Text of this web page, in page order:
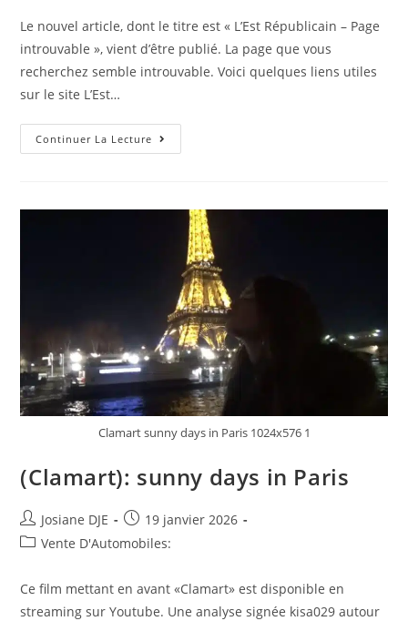
Perdants
?
Le nouvel article, dont le titre est « L’Est Républicain – Page
introuvable », vient d’être publié. La page que vous
recherchez semble introuvable. Voici quelques liens utiles
sur le site L’Est…
Continuer La Lecture Sarcelles
;
Introuvable
Clamart sunny days in Paris 1024x576 1
(Clamart): sunny days in Paris
Auteur/autrice
de
Josiane DJE
Post
published:
19 janvier 2026
PostVente D'Automobiles:
Ce film mettant en avant «Clamart» est disponible en
streaming sur Youtube. Une analyse signée kisa029 autour